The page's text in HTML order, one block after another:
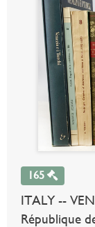
165
ITALY --
République